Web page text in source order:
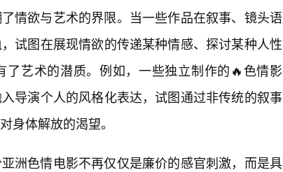
情欲与艺术的界限。当一些作品在叙事、镜头语
试图在展现情欲的传递某种情感、探讨某种人性
艺术的潜质。例如，一些独立制作的🔥色情影
导演个人的风格化表达，试图通过非传统的叙事
身体解放的渴望。
洲色情电影不再仅仅是廉价的感官刺激，而是具